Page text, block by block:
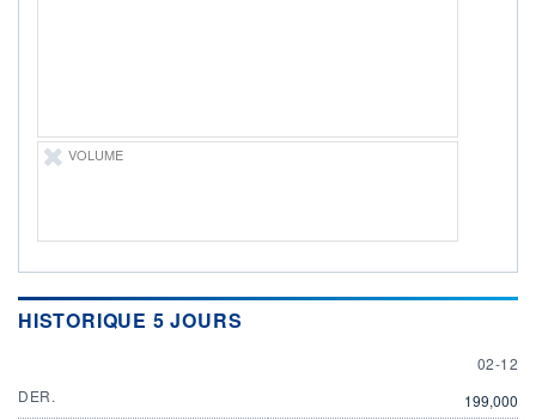
VOLUME
HISTORIQUE 5 JOURS
2
02-12
DER.
199,000